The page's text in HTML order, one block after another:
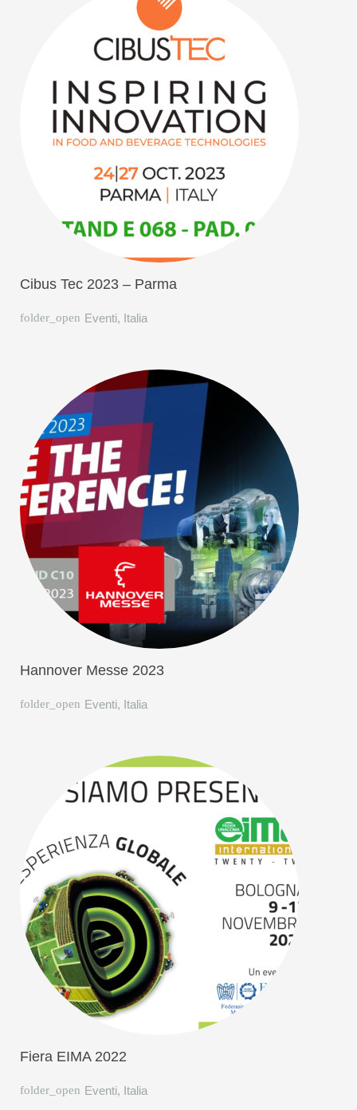
Cibus Tec 2023 – Parma
Eventi, Italia
Hannover Messe 2023
Eventi, Italia
Fiera EIMA 2022
Eventi, Italia